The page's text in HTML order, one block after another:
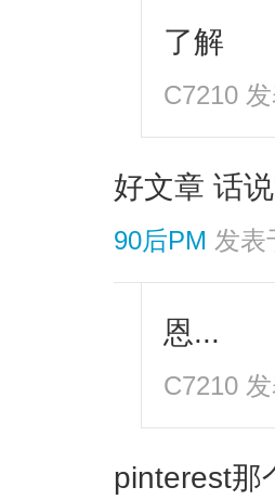
了解
C7210
好文章 话
90后PM 发表
恩...
C7210
pinterest